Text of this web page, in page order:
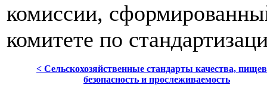
комиссии,
комитете по
< Сельскохозяйственные стандарты качества,
безопасность и прослеживаемость